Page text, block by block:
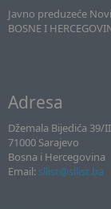
Javno preduzeće
BOSNE I
Adresa
Džemala Bijedića 39/
71000 Sarajevo
Bosna i Hercegovina
Email: sllist@sllist.ba